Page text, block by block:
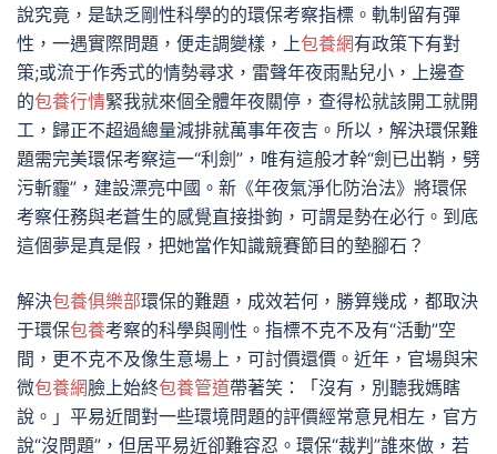
說究竟，是缺乏剛性科學的的環保考察指標。軌制留有彈
性，一遇實際問題，便走調變樣，上包養網有政策下有對
策;或流于作秀式的情勢尋求，雷聲年夜雨點兒小，上邊查
的包養行情緊我就來個全體年夜關停，查得松就該開工就開
工，歸正不超過總量減排就萬事年夜吉。所以，解決環保難
題需完美環保考察這一“利劍”，唯有這般才幹“劍已出鞘，劈
污斬霾”，建設漂亮中國。新《年夜氣淨化防治法》將環保
考察任務與老蒼生的感覺直接掛鉤，可謂是勢在必行。到底
這個夢是真是假，把她當作知識競賽節目的墊腳石？
解決包養俱樂部環保的難題，成效若何，勝算幾成，都取決
于環保包養考察的科學與剛性。指標不克不及有“活動”空
間，更不克不及像生意場上，可討價還價。近年，官場與宋
微包養網臉上始終包養管道帶著笑：「沒有，別聽我媽瞎
說。」平易近間對一些環境問題的評價經常意見相左，官方
說“沒問題”，但居平易近卻難容忍。環保“裁判”誰來做，若